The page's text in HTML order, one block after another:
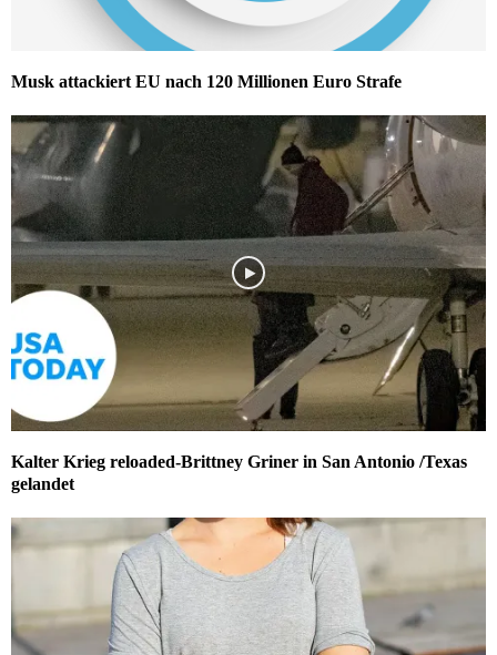
Musk attackiert EU nach 120 Millionen Euro Strafe
Kalter Krieg reloaded-Brittney Griner in San Antonio /Texas
gelandet